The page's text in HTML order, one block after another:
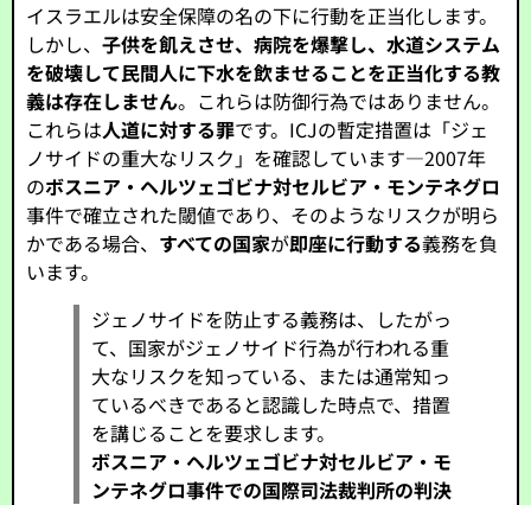
イスラエルは安全保障の名の下に行動を正当化します。
しかし、子供を飢えさせ、病院を爆撃し、水道システム
を破壊して民間人に下水を飲ませることを正当化する教
義は存在しません。これらは防御行為ではありません。
これらは人道に対する罪です。ICJの暫定措置は「ジェ
ノサイドの重大なリスク」を確認しています—2007年
のボスニア・ヘルツェゴビナ対セルビア・モンテネグロ
事件で確立された閾値であり、そのようなリスクが明ら
かである場合、 すべての国家が即座に行動する義務を負
います。
ジェノサイドを防止する義務は、したがっ
て、国家がジェノサイド行為が行われる重
大なリスクを知っている、または通常知っ
ているべきであると認識した時点で、措置
を講じることを要求します。
ボスニア・ヘルツェゴビナ対セルビア・モ
ンテネグロ事件での国際司法裁判所の判決